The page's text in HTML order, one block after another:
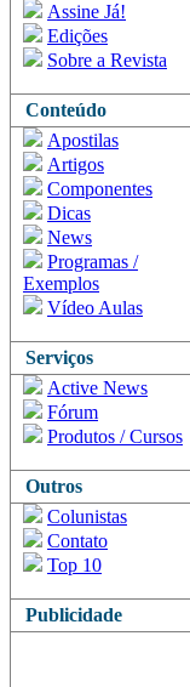
Assine Já!
Edições
Sobre a Revista
Conteúdo
Apostilas
Artigos
Componentes
Dicas
News
Programas /
Exemplos
Vídeo Aulas
Serviços
Active News
Fórum
Produtos / Cursos
Outros
Colunistas
Contato
Top 10
Publicidade